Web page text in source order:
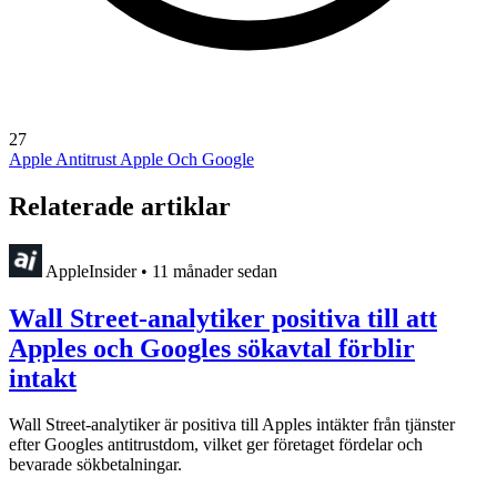
27
Apple Antitrust Apple Och Google
Relaterade artiklar
AppleInsider • 11 månader sedan
Wall Street-analytiker positiva till att
Apples och Googles sökavtal förblir
intakt
Wall Street-analytiker är positiva till Apples intäkter från tjänster
efter Googles antitrustdom, vilket ger företaget fördelar och
bevarade sökbetalningar.